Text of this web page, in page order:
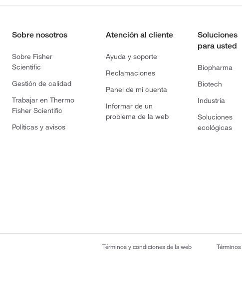
Sobre nosotros
Sobre Fisher
Scientific
Gestión de calidad
Trabajar en Thermo
Fisher Scientific
Políticas y avisos
Atención al cliente
Ayuda y soporte
Reclamaciones
Panel de mi cuenta
Informar de un
problema de la web
Soluciones
para usted
Biopharma
Biotech
Industria
Soluciones
ecológicas
Términos y condiciones de la web